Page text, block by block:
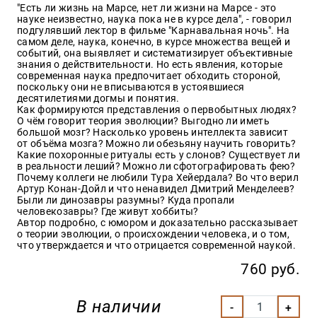
"Есть ли жизнь на Марсе, нет ли жизни на Марсе - это
науке неизвестно, наука пока не в курсе дела", - говорил
подгулявший лектор в фильме "Карнавальная ночь". На
самом деле, наука, конечно, в курсе множества вещей и
событий, она выявляет и систематизирует объективные
знания о действительности. Но есть явления, которые
современная наука предпочитает обходить стороной,
поскольку они не вписываются в устоявшиеся
десятилетиями догмы и понятия.
Как формируются представления о первобытных людях?
О чём говорит теория эволюции? Выгодно ли иметь
большой мозг? Насколько уровень интеллекта зависит
от объёма мозга? Можно ли обезьяну научить говорить?
Какие похоронные ритуалы есть у слонов? Существует ли
в реальности леший? Можно ли сфотографировать фею?
Почему коллеги не любили Тура Хейердала? Во что верил
Артур Конан-Дойл и что ненавидел Дмитрий Менделеев?
Были ли динозавры разумны? Куда пропали
человекозавры? Где живут хоббиты?
Автор подробно, с юмором и доказательно рассказывает
о теории эволюции, о происхождении человека, и о том,
что утверждается и что отрицается современной наукой.
760 руб.
В наличии
Оптовикам
Авторам
Контакты
Мероприятия
+7(499)
350-17-
79
Москва
pochta@den-
magazin.ru